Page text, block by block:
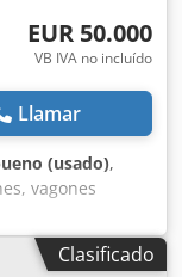
EUR 50.000
VB IVA no incluído
Llamar
(usado),
vagones
vagones cisterna,
cisternaClasificado